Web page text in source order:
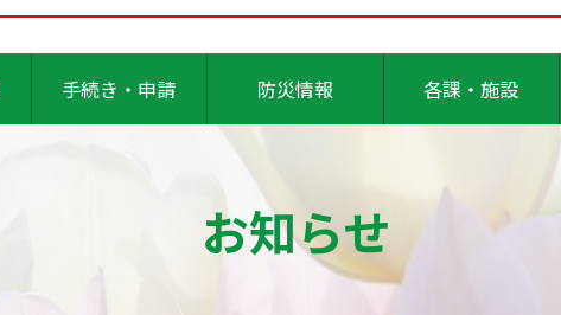
手続き・申請 防災情報 各課・施設
お知らせ